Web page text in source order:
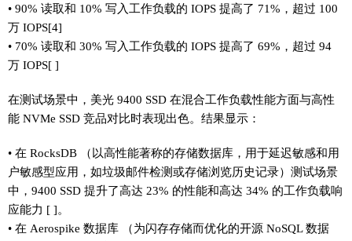
• 90% 读取和 10% 写入工作负载的 IOPS 提高了 71%，超过 100
万 IOPS[4]
• 70% 读取和 30% 写入工作负载的 IOPS 提高了 69%，超过 94
万 IOPS[ ]
在测试场景中，美光 9400 SSD 在混合工作负载性能方面与高性
能 NVMe SSD 竞品对比时表现出色。结果显示：
• 在 RocksDB （以高性能著称的存储数据库，用于延迟敏感和用
户敏感型应用，如垃圾邮件检测或存储浏览历史记录）测试场景
中，9400 SSD 提升了高达 23% 的性能和高达 34% 的工作负载响
应能力 [ ]。
• 在 Aerospike 数据库 （为闪存存储而优化的开源 NoSQL 数据